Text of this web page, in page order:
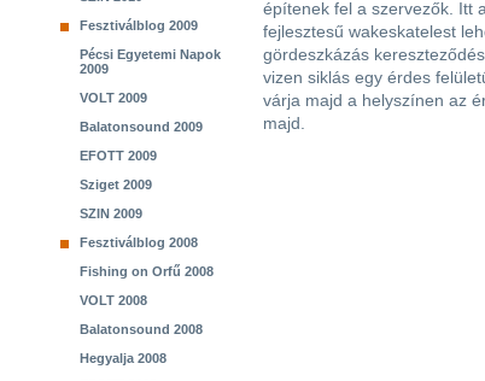
Fesztiválblog 2009
Pécsi Egyetemi Napok
2009
VOLT 2009
Balatonsound 2009
EFOTT 2009
Sziget 2009
SZIN 2009
Fesztiválblog 2008
Fishing on Orfű 2008
VOLT 2008
Balatonsound 2008
Hegyalja 2008
építenek fel a szervezők. Itt
fejlesztesű wakeskatelest
gördeszkázás
vizen siklás egy érdes
várja majd a helyszínen az
majd.